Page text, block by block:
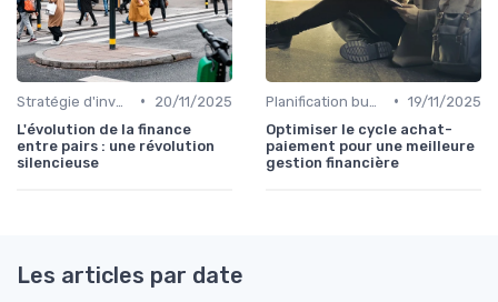
•
20/11/2025
L'évolution de la finance
entre pairs : une révolution
silencieuse
• 19/11/2025
Optimiser le cycle achat-
paiement pour une meilleure
gestion financière
Les articles par date